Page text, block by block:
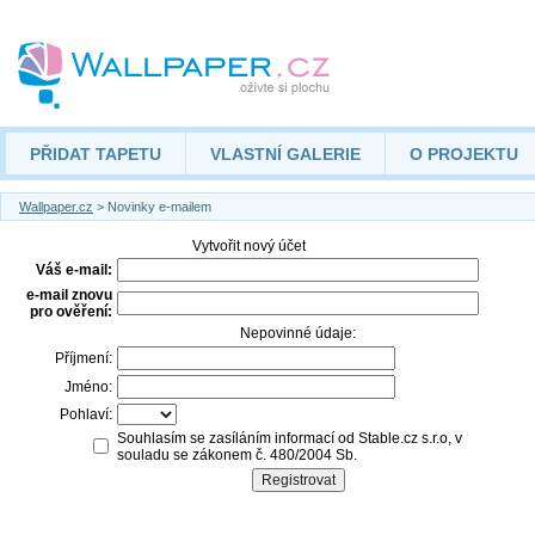
PŘIDAT TAPETU VLASTNÍ GALERIE O PROJEKTU
Wallpaper.cz > Novinky e-mailem